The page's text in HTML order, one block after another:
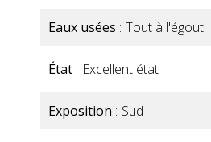
Eaux usées Tout à l'égout
État Excellent état
Exposition Sud